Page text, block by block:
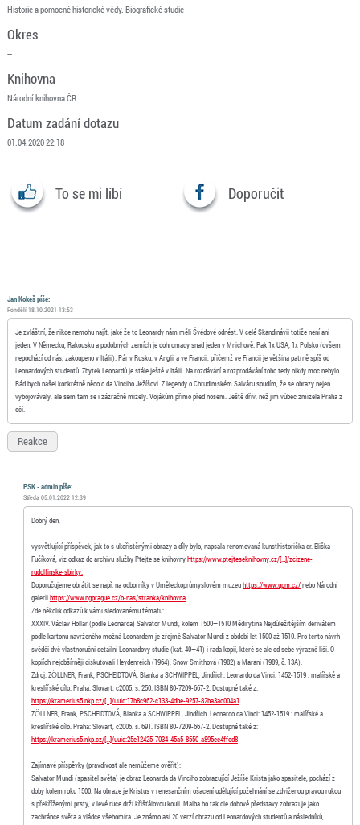
Historie a pomocné historické vědy. Biografické studie
Okres
--
Knihovna
Národní knihovna ČR
Datum zadání dotazu
01.04.2020 22:18
To se mi líbí Doporučit
Jan Kokeš píše:
Pondělí 18.10.2021 13:53
Je zvláštní, že nikde nemohu najít, jaké že to Leonardy nám měli Švédové odnést. V celé Skandinávii totiže není ani
jeden. V Německu, Rakousku a podobných zemích je dohromady snad jeden v Mnichově. Pak 1x USA, 1x Polsko (ovšem
nepochází od nás, zakoupeno v Itálii). Pár v Rusku, v Anglii a ve Francii, přičemž ve Francii je většina patrně spíš od
Leonardových studentů. Zbytek Leonardů je stále ještě v Itálii. Na rozdávání a rozprodávání toho tedy nikdy moc nebylo.
Rád bych našel konkrétně něco o da Vinciho Ježíšovi. Z legendy o Chrudimském Salváru soudím, že se obrazy nejen
vybojovávaly, ale sem tam se i zázračně mizely. Vojákům přímo před nosem. Ještě dřív, než jim vůbec zmizela Praha z
očí.
Reakce
PSK - admin píše:
Středa 05.01.2022 12:39
Dobrý den,
vysvětlující příspěvek, jak to s ukořistěnými obrazy a díly bylo, napsala renomovaná kunsthistorička dr. Eliška
Fučíková, viz odkaz do archivu služby Ptejte se knihovnyhttps://www.ptejteseknihovny.cz/[…]/zcizene-
rudolfinske-sbirky.
Doporučujeme obrátit se např. na odborníky v Uměleckoprůmyslovém muzeuhttps://www.upm.cz/nebo Národní
galeriihttps://www.ngprague.cz/o-nas/stranka/knihovna
Zde několik odkazů k vámi sledovanému tématu:
XXXIV. Václav Hollar (podle Leonarda) Salvator Mundi, kolem 1500—1510 Mědirytina Nejdůležitějším derivátem
podle kartonu navrženého možná Leonardem je zřejmě Salvator Mundi z období let 1500 až 1510. Pro tento návrh
svědčí dvě vlastnoruční detailní Leonardovy studie (kat. 40—41) i řada kopií, které se ale od sebe výrazně liší. O
kopiích nejobšírněji diskutovali Heydenreich (1964), Snow Smithová (1982) a Marani (1989, č. 13A).
Zdroj: ZÖLLNER, Frank, PSCHEIDTOVÁ, Blanka a SCHWIPPEL, Jindřich. Leonardo da Vinci: 1452-1519 : malířské a
kreslířské dílo. Praha: Slovart, c2005. s. 250. ISBN 80-7209-667-2. Dostupné také z:
https://kramerius5.nkp.cz/[…]/uuid:17b8c962-c133-4dbe-9257-82ba3ac004a1
ZÖLLNER, Frank, PSCHEIDTOVÁ, Blanka a SCHWIPPEL, Jindřich. Leonardo da Vinci: 1452-1519 : malířské a
kreslířské dílo. Praha: Slovart, c2005. s. 691. ISBN 80-7209-667-2. Dostupné také z:
https://kramerius5.nkp.cz/[…]/uuid:25e12425-7034-45a5-8550-a895ee4ffcd8
Zajímavé příspěvky (pravdivost ale nemůžeme ověřit):
Salvator Mundi (spasitel světa) je obraz Leonarda da Vinciho zobrazující Ježíše Krista jako spasitele, pochází z
doby kolem roku 1500. Na obraze je Kristus v renesančním ošacení udělující požehnání se zdviženou pravou rukou
s překříženými prsty, v levé ruce drží křišťálovou kouli. Malba ho tak dle dobové představy zobrazuje jako
zachránce světa a vládce všehomíra. Je známo asi 20 verzí obrazu od Leonardových studentů a následníků,